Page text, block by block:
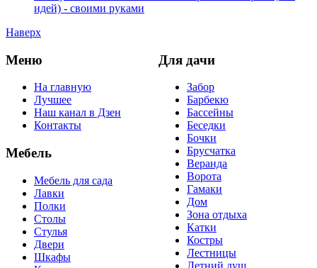
идей) - своими руками
Наверх
Меню
На главную
Лучшее
Наш канал в Дзен
Контакты
Мебель
Мебель для сада
Лавки
Полки
Столы
Стулья
Двери
Шкафы
Для дачи
Забор
Барбекю
Бассейны
Беседки
Бочки
Брусчатка
Веранда
Ворота
Гамаки
Дом
Зона отдыха
Катки
Костры
Лестницы